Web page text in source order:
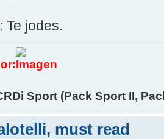
Te jodes.
Sport (Pack Sport II,
must read